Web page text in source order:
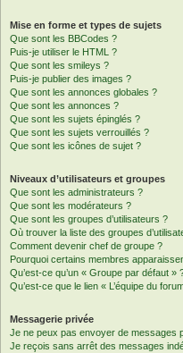
Mise en forme et types de sujets
Que sont les BBCodes ?
Puis-je utiliser le HTML ?
Que sont les smileys ?
Puis-je publier des images ?
Que sont les annonces globales ?
Que sont les annonces ?
Que sont les sujets épinglés ?
Que sont les sujets verrouillés ?
Que sont les icônes de sujet ?
Niveaux d’utilisateurs et groupes
Que sont les administrateurs ?
Que sont les modérateurs ?
Que sont les groupes d’utilisateurs ?
Où trouver la liste des groupes
Comment devenir chef de groupe ?
Pourquoi certains membres
Qu’est-ce qu’un « Groupe par défaut »
Qu’est-ce que le lien « L’équipe du
Messagerie privée
Je ne peux pas envoyer de messages
Je reçois sans arrêt des messages